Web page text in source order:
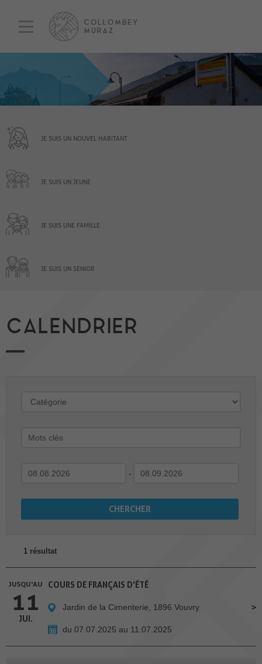
JE SUIS UN NOUVEL HABITANT
JE SUIS UN JEUNE
JE SUIS UNE FAMILLE
JE SUIS UN SENIOR
CALENDRIER
-
1 résultat
JUSQU'AU
11
JUI.
COURS DE FRANÇAIS D'ÉTÉ
Jardin de la Cimenterie, 1896 Vouvry
du 07.07.2025 au 11.07.2025